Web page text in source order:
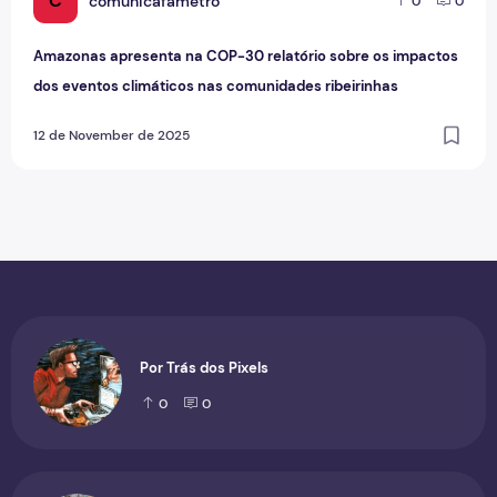
Amazonas apresenta na COP-30 relatório sobre os impactos
dos eventos climáticos nas comunidades ribeirinhas
12 de November de 2025
Por Trás dos Pixels
0 0